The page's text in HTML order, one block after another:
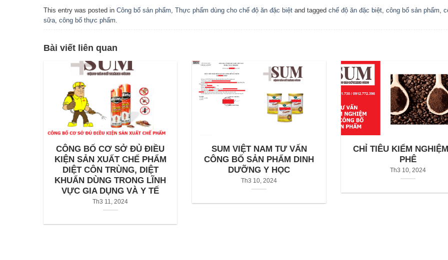
This entry was posted in Công bố sản phẩm Thực phẩm dùng cho chế độ ăn đặc biệt and tagged chế độ ăn đặc biệt công bố sản phẩm
sữa công bố thực phẩm
Bài viết liên quan
CÔNG BỐ CƠ SỞ ĐỦ ĐIỀU
KIỆN SẢN XUẤT CHẾ PHẨM
DIỆT CÔN TRÙNG, DIỆT
KHUẨN DÙNG TRONG LĨNH
VỰC GIA DỤNG VÀ Y TẾ
Th3 11, 2024
SUM VIỆT NAM TƯ VẤN
CÔNG BỐ SẢN PHẨM DINH
DƯỠNG Y HỌC
Th3 10, 2024
CHỈ TIÊU KIỂM
PHÊ
Th3 10, 2024